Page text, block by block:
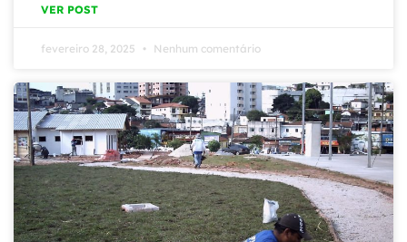
VER POST
fevereiro 28, 2025 Nenhum comentário